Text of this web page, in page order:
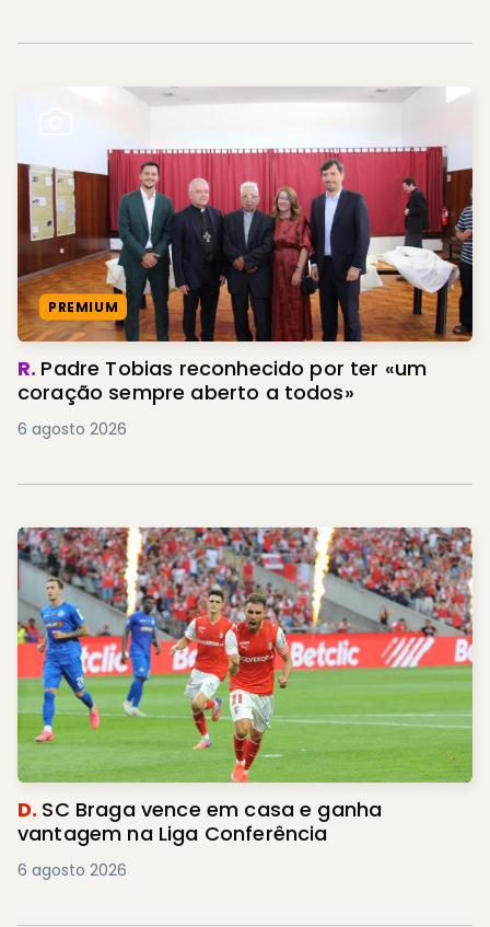
PREMIUM
R. Padre Tobias reconhecido por ter «um
coração sempre aberto a todos»
6 agosto 2026
D. SC Braga vence em casa e ganha
vantagem na Liga Conferência
6 agosto 2026